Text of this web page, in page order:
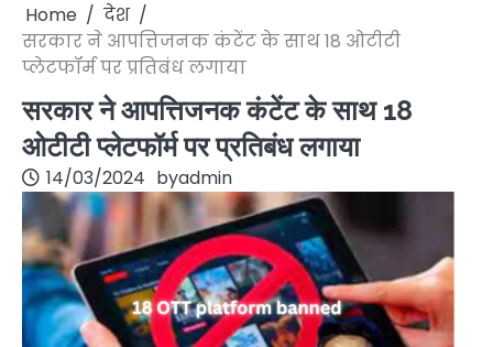
Home
देश
सरकार ने आपत्तिजनक कंटेंट के साथ 18 ओटीटी
प्लेटफॉर्म पर प्रतिबंध लगाया
सरकार ने आपत्तिजनक कंटेंट के साथ 18
ओटीटी प्लेटफॉर्म पर प्रतिबंध लगाया
14/03/2024 byadmin